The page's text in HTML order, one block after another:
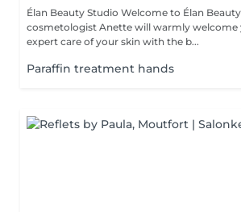
Élan Beauty Studio Welcome to Élan Beauty Studio, where our
cosmetologist Anette will warmly welcome
expert care of your skin with the b...
Paraffin treatment hands